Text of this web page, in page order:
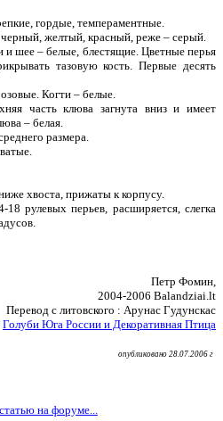
гордые, темпераментные.
желтый, красный, реже – серый.
и шее – белые, блестящие. Цветные перья
тазовую кость. Первые десять
Когти – белые.
часть клюва загнута вниз и имеет
– белая.
размера.
хвоста, прижаты к корпусу.
рулевых перьев, расширяется, слегка
Петр Фомин,
2004-2006 Balandziai.lt
Перевод с литовского : Арунас Гудунскас
Голуби Юга России и Декоративная Птица
опубликовано 28.07.2006 г
на форуме...